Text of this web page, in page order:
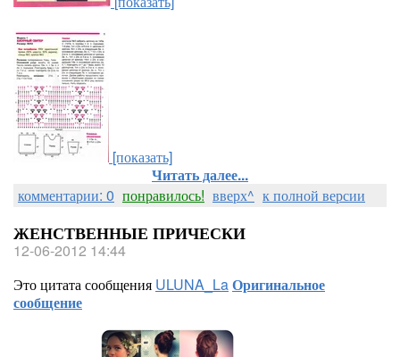
[показать]
Читать далее...
комментарии: 0 понравилось! вверх^ к полной версии
ЖЕНСТВЕННЫЕ ПРИЧЕСКИ
12-06-2012 14:44
Это цитата сообщения ULUNA_LaОригинальное
сообщение